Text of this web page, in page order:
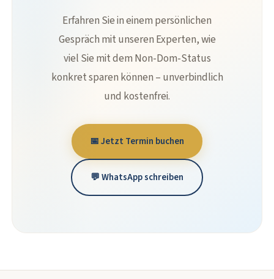
Erfahren Sie in einem persönlichen
Gespräch mit unseren Experten, wie
viel Sie mit dem Non-Dom-Status
konkret sparen können – unverbindlich
und kostenfrei.
📅 Jetzt Termin buchen
💬 WhatsApp schreiben